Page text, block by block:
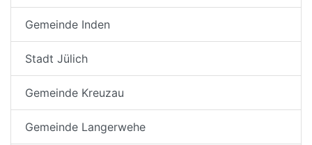
Gemeinde Inden
Stadt Jülich
Gemeinde Kreuzau
Gemeinde Langerwehe